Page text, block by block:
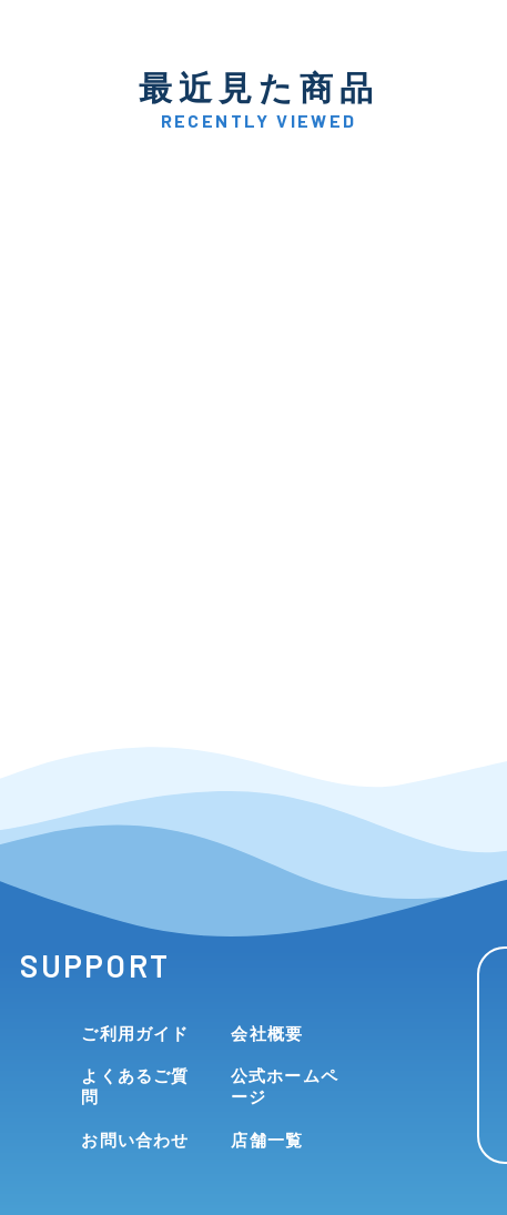
C-
い品
最近見た商品
RECENTLY VIEWED
SUPPORT
ご利用ガイド
よくあるご質
問
お問い合わせ
会社概要
公式ホームペ
ージ
店舗一覧